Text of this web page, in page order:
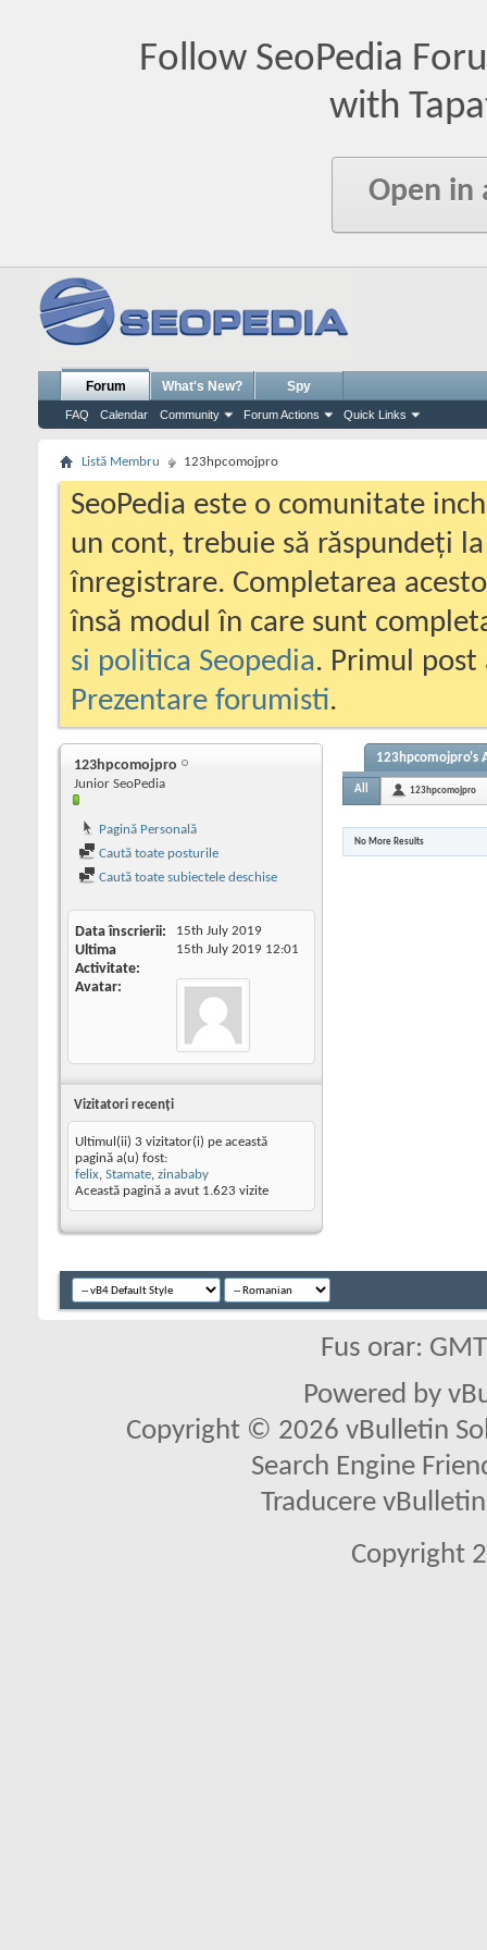
Follow SeoPedia
with
Open in
Forum
FAQ Calendar Community Forum Actions Quick Links
What's New? Spy
Listă Membru 123hpcomojpro
SeoPedia este o comunitate
un cont, trebuie să răspundeți
înregistrare. Completarea
însă modul în care sunt
si politica Seopedia. Primul
Prezentare forumisti.
123hpcomojpro
Junior SeoPedia
Pagină Personală
Caută toate posturile
Caută toate subiectele deschise
Data înscrierii 15th July 2019
Ultima
Activitate
15th July 2019 12:01
Avatar
Vizitatori recenţi
Ultimul(ii) 3 vizitator(i) pe această
pagină a(u) fost:
felix, Stamate, zinababy
Această pagină a avut 1.623 vizite
123hpcomojpro's
All 123hpcomojpro
No More Results
Fus orar:
Powered by
Copyright © 2026 vBulletin
Search Engine
Traducere
Copyright